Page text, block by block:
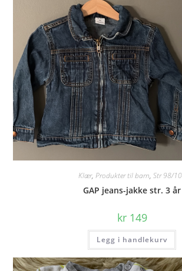
Klær, Produkter til barn, Str 98/
GAP jeans-jakke str. 3 år
kr149
Legg i handlekurv